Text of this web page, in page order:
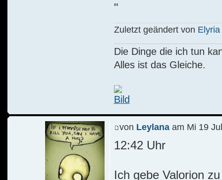
"
Zuletzt geändert von Elyria
Die Dinge die ich tun
Alles ist das Gleiche.
von Leylanaam Mi 19
12:42 Uhr
Ich gebe Valorion